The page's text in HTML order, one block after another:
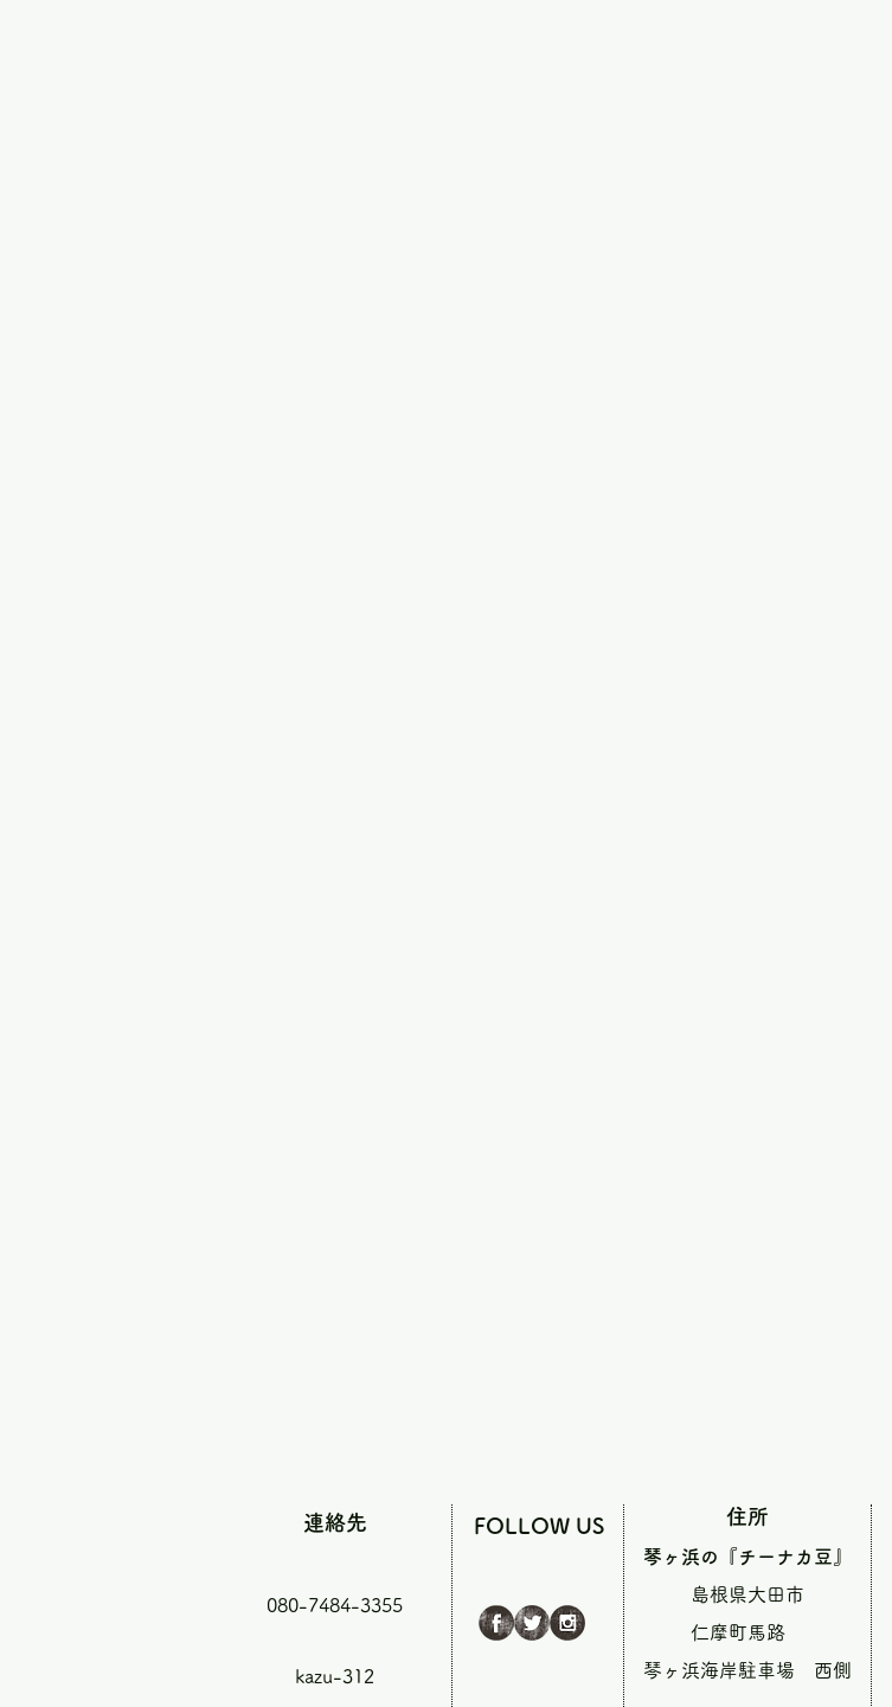
連絡先
080-7484-3355
kazu-312
FOLLOW US 住所
琴ヶ浜の『チーナカ豆』
島根県大田市
仁摩町馬路
琴ヶ浜海岸駐車場 西側